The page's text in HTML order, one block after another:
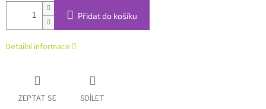
Přidat do košíku
Detailní informace
ZEPTAT SE SDÍLET